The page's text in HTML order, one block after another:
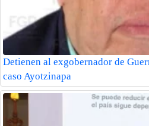
Detienen al exgobernador de
caso Ayotzinapa